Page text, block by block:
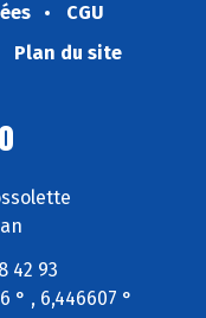
CGU
Plan du site
42 93
° , 6,446607 °